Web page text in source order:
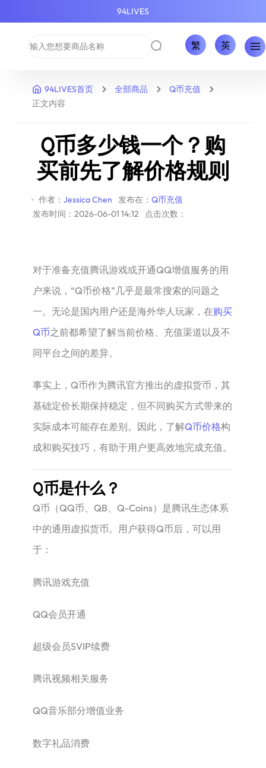
94LIVES
繁 英
94LIVES首页 全部商品
Q币充值
正文内容
Q币多少钱一个？购
买前先了解价格规则
作者： Jessica Chen 发布在： Q币充值
发布时间：2026-06-01 14:12
点击次数：
对于准备充值腾讯游戏或开通QQ增值服务的用
户来说，“Q币价格”几乎是最常搜索的问题之
一。无论是国内用户还是海外华人玩家，在购买
Q币之前都希望了解当前价格、充值渠道以及不
同平台之间的差异。
事实上，Q币作为腾讯官方推出的虚拟货币，其
基础定价长期保持稳定，但不同购买方式带来的
实际成本可能存在差别。因此，了解Q币价格构
成和购买技巧，有助于用户更高效地完成充值。
Q币是什么？
Q币（QQ币、QB、Q-Coins）是腾讯生态体系
中的通用虚拟货币。用户获得Q币后，可以用
于：
腾讯游戏充值
QQ会员开通
超级会员SVIP续费
腾讯视频相关服务
QQ音乐部分增值业务
数字礼品消费